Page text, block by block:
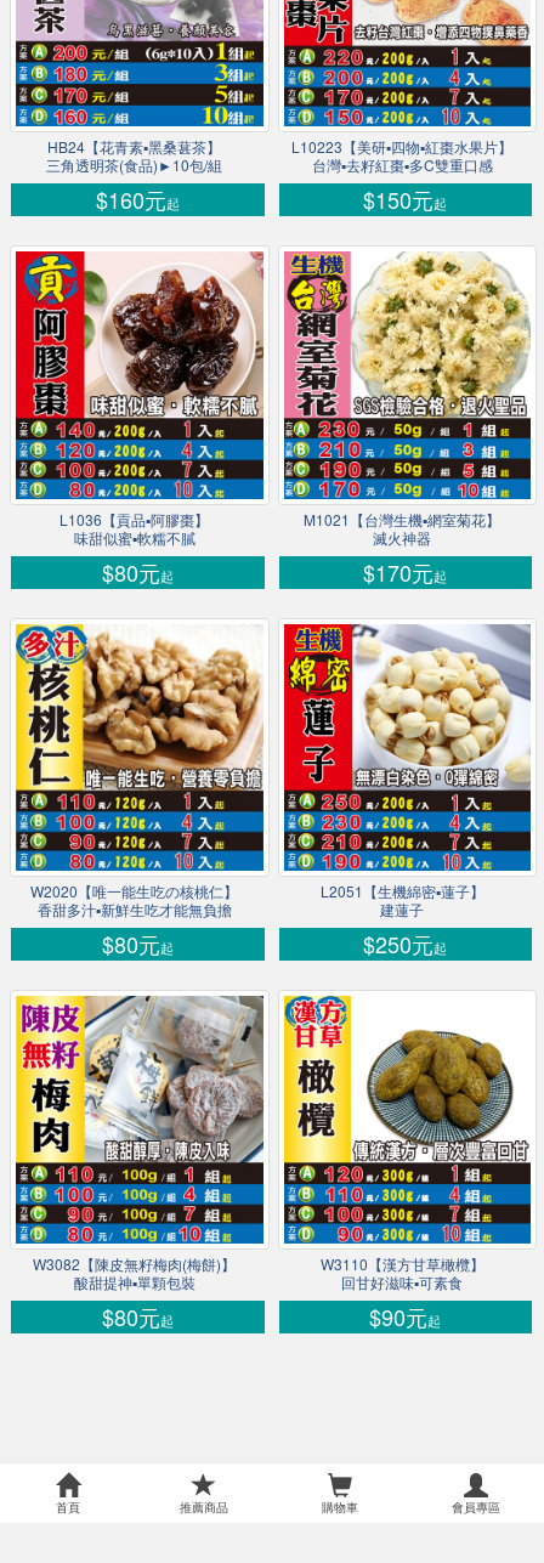
HB24【花青素▪黑桑葚茶】
三角透明茶(食品)►10包/組
$160元起
L10223【美研▪四物▪紅棗水果片】
台灣▪去籽紅棗▪多C雙重口感
$150元起
L1036【貢品▪阿膠棗】
味甜似蜜▪軟糯不膩
$80元起
M1021【台灣生機▪網室菊花】
滅火神器
$170元起
W2020【唯一能生吃の核桃仁】
香甜多汁▪新鮮生吃才能無負擔
$80元起
L2051【生機綿密▪蓮子】
建蓮子
$250元起
W3082【陳皮無籽梅肉(梅餅)】
酸甜提神▪單顆包裝
$80元起
W3110【漢方甘草橄欖】
回甘好滋味▪可素食
$90元起
首頁 推薦商品 購物車 會員專區